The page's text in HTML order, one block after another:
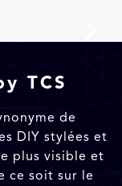
TCS
de
DIY stylées et
plus visible et
ce soit sur le